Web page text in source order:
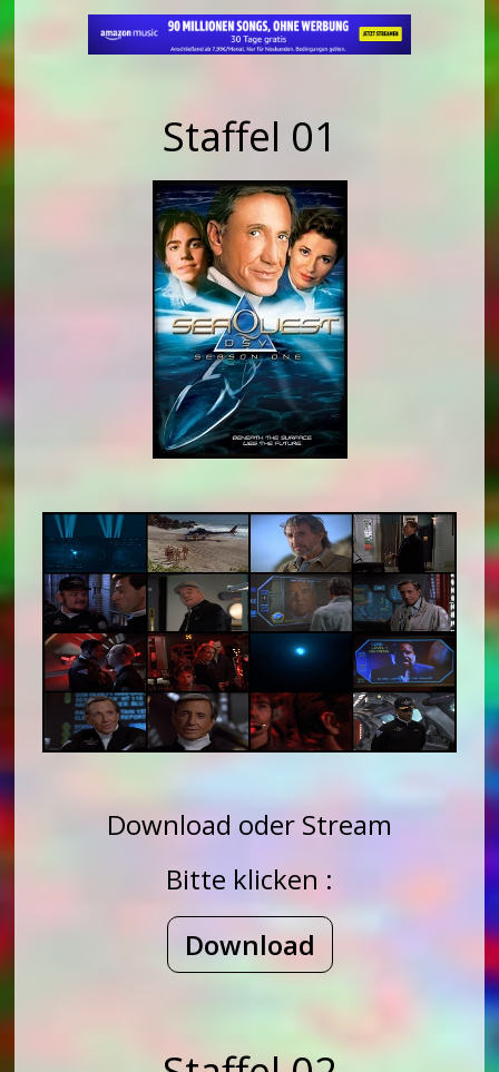
Staffel 01
Download oder Stream
Bitte klicken :
Download